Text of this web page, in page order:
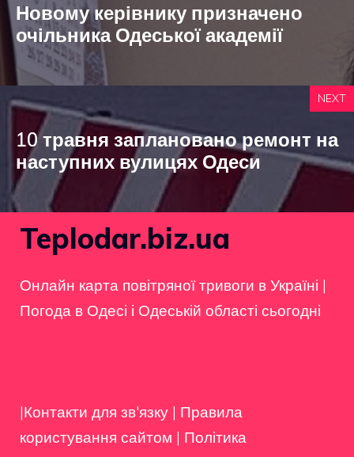
Новому керівнику призначено
очільника Одеської академії
NEXT
10 травня заплановано ремонт на
наступних вулицях Одеси
Teplodar.biz.ua
Онлайн карта повітряної тривоги в Україні |
Погода в Одесі і Одеській області сьогодні
|Контакти для зв'язку | Правила
користування сайтом | Політика